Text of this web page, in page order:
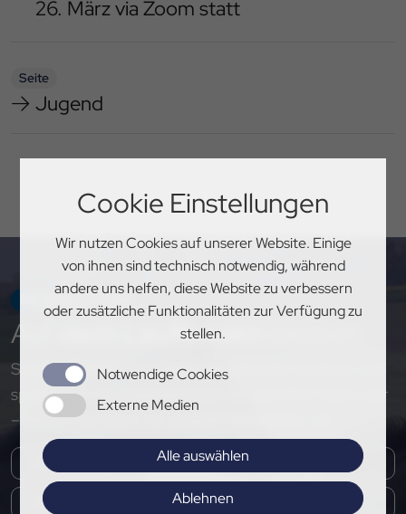
Cookie Einstellungen
Wir nutzen Cookies auf unserer Website. Einige
von ihnen sind technisch notwendig, während
andere uns helfen, diese Website zu verbessern
oder zusätzliche Funktionalitäten zur Verfügung zu
stellen.
Notwendige Cookies
Externe Medien
Alle auswählen
Ablehnen
26. März via Zoom statt
Seite
Jugend
NEWSLETTER
Auf dem Laufenden
Sichere dir exklusive Einblicke, aktuelle Updates und
spannende Neuigkeiten rund um den PSV Hannover
– melde dich jetzt für unseren Newsletter an!